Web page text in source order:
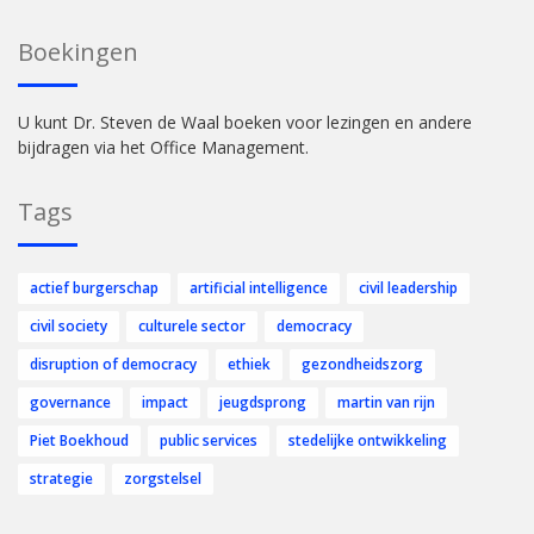
Boekingen
U kunt Dr. Steven de Waal boeken voor lezingen en andere
bijdragen via het Office Management.
Tags
actief burgerschap artificial intelligence
civil leadership
civil society
culturele sector
democracy
disruption of democracy
ethiek
gezondheidszorg
governance
impact jeugdsprong
martin van rijn
Piet Boekhoud
public services
stedelijke ontwikkeling
strategie
zorgstelsel